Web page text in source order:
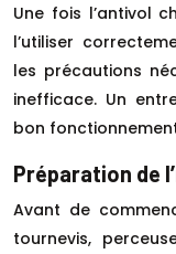
Une fois l’antivol
l’utiliser
les précautions
inefficace. Un
bon
Préparation de
Avant de
tournevis,